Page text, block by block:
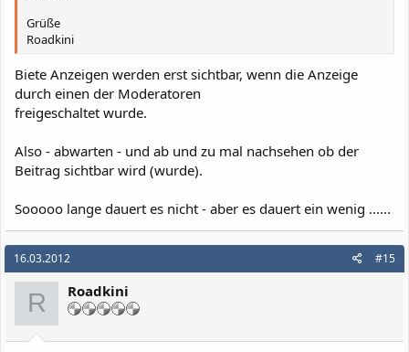
Grüße
Roadkini
Biete Anzeigen werden erst sichtbar, wenn die Anzeige
durch einen der Moderatoren
freigeschaltet wurde.
Also - abwarten - und ab und zu mal nachsehen ob der
Beitrag sichtbar wird (wurde).
Sooooo lange dauert es nicht - aber es dauert ein wenig ......
16.03.2012 #15
R Roadkini